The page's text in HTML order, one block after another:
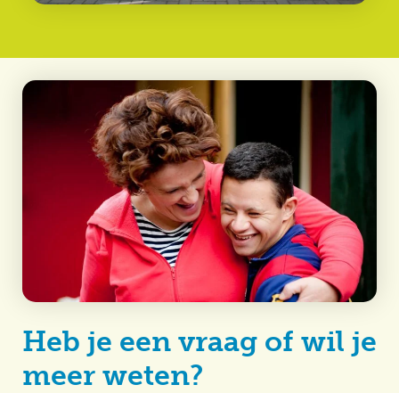
Heb je een vraag of wil je
meer weten?